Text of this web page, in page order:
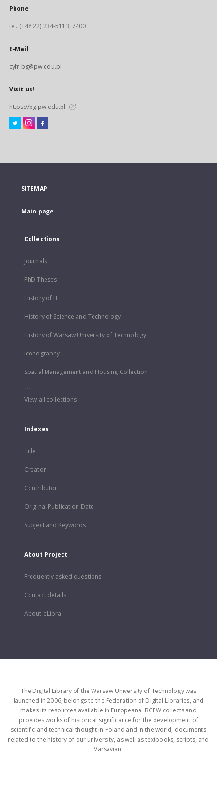
Phone
tel. (+48 22) 234-5113, 7400
E-Mail
cyfr.bg@pw.edu.pl
Visit us!
https://bg.pw.edu.pl
SITEMAP
Main page
Collections
Journals
PhD Theses
History of IT
History of Science and Technology
History of Warsaw University of Technology
Iconography
Spatial Management and Housing Collection
...
View all collections
Indexes
Title
Creator
Contributor
Original Publication Date
Subject and Keywords
About Project
Frequently asked questions
Contact details
About dLibra
The Digital Library of the Warsaw University of Technology was
launched in 2006, belongs to the Federation of Digital Libraries, and
makes its resources available in Europeana. BCPW collects and
provides works of historical significance for the development of
scientific and technical thought in Poland and in the world, documents
related to the history of our university, as well as textbooks, scripts, and
Varsavian.